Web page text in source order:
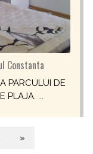
Constanta
PARCULUI DE
PLAJA. ...
»